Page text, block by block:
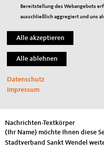
Sie leiten den folgenden Inhalt
CDU-Stadtratsfraktion setzt
beschließt Fortschreibung des
einstimmig
Nachrichtenbetreff
(Ihr Name) möchte Ihnen eine
Nachrichten-Textkörper
(Ihr Name) möchte Ihnen diese
Stadtverband Sankt Wendel
Bereitstellung des Webangebots
ausschließlich aggregiert und uns
Datenschutz
Impressum